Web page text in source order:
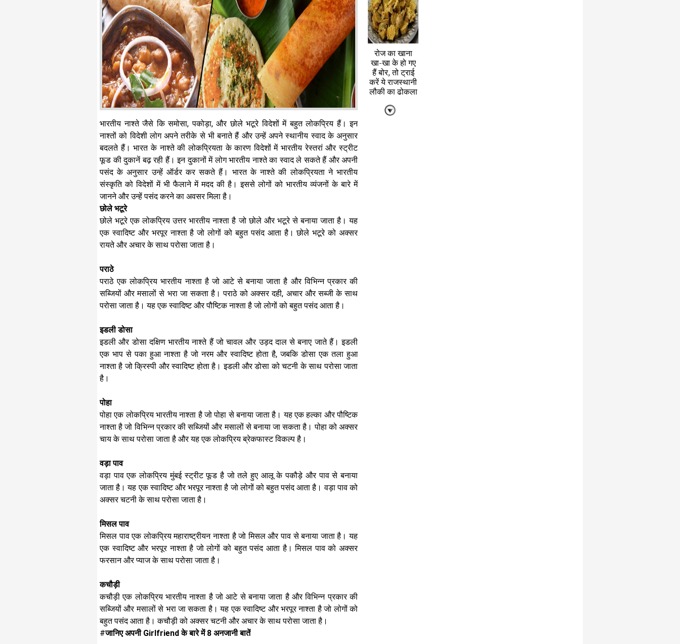
भारतीय नाश्ते जैसे कि समोसा, पकोड़ा, और छोले भटूरे विदेशों में बहुत लोकप्रिय हैं। इन
नाश्तों को विदेशी लोग अपने तरीके से भी बनाते हैं और उन्हें अपने स्थानीय स्वाद के अनुसार
बदलते हैं। भारत के नाश्ते की लोकप्रियता के कारण विदेशों में भारतीय रेस्तरां और स्ट्रीट
फूड की दुकानें बढ़ रही हैं। इन दुकानों में लोग भारतीय नाश्ते का स्वाद ले सकते हैं और अपनी
पसंद के अनुसार उन्हें ऑर्डर कर सकते हैं। भारत के नाश्ते की लोकप्रियता ने भारतीय
संस्कृति को विदेशों में भी फैलाने में मदद की है। इससे लोगों को भारतीय व्यंजनों के बारे में
जानने और उन्हें पसंद करने का अवसर मिला है।
छोले भटूरे
छोले भटूरे एक लोकप्रिय उत्तर भारतीय नाश्ता है जो छोले और भटूरे से बनाया जाता है। यह
एक स्वादिष्ट और भरपूर नाश्ता है जो लोगों को बहुत पसंद आता है। छोले भटूरे को अक्सर
रायते और अचार के साथ परोसा जाता है।
पराठे
पराठे एक लोकप्रिय भारतीय नाश्ता है जो आटे से बनाया जाता है और विभिन्न प्रकार की
सब्जियों और मसालों से भरा जा सकता है। पराठे को अक्सर दही, अचार और सब्जी के साथ
परोसा जाता है। यह एक स्वादिष्ट और पौष्टिक नाश्ता है जो लोगों को बहुत पसंद आता है।
इडली डोसा
इडली और डोसा दक्षिण भारतीय नाश्ते हैं जो चावल और उड़द दाल से बनाए जाते हैं। इडली
एक भाप से पका हुआ नाश्ता है जो नरम और स्वादिष्ट होता है, जबकि डोसा एक तला हुआ
नाश्ता है जो क्रिस्पी और स्वादिष्ट होता है। इडली और डोसा को चटनी के साथ परोसा जाता
है।
पोहा
पोहा एक लोकप्रिय भारतीय नाश्ता है जो पोहा से बनाया जाता है। यह एक हल्का और पौष्टिक
नाश्ता है जो विभिन्न प्रकार की सब्जियों और मसालों से बनाया जा सकता है। पोहा को अक्सर
चाय के साथ परोसा जाता है और यह एक लोकप्रिय ब्रेकफास्ट विकल्प है।
वड़ा पाव
वड़ा पाव एक लोकप्रिय मुंबई स्ट्रीट फूड है जो तले हुए आलू के पकौड़े और पाव से बनाया
जाता है। यह एक स्वादिष्ट और भरपूर नाश्ता है जो लोगों को बहुत पसंद आता है। वड़ा पाव को
अक्सर चटनी के साथ परोसा जाता है।
मिसल पाव
मिसल पाव एक लोकप्रिय महाराष्ट्रीयन नाश्ता है जो मिसल और पाव से बनाया जाता है। यह
एक स्वादिष्ट और भरपूर नाश्ता है जो लोगों को बहुत पसंद आता है। मिसल पाव को अक्सर
फरसान और प्याज के साथ परोसा जाता है।
कचौड़ी
कचौड़ी एक लोकप्रिय भारतीय नाश्ता है जो आटे से बनाया जाता है और विभिन्न प्रकार की
सब्जियों और मसालों से भरा जा सकता है। यह एक स्वादिष्ट और भरपूर नाश्ता है जो लोगों को
बहुत पसंद आता है। कचौड़ी को अक्सर चटनी और अचार के साथ परोसा जाता है।
#जानिए अपनी Girlfriend के बारे में 8 अनजानी बातें
रोज का खाना
खा-खा के हो गए
हैं बोर, तो ट्राई
करें ये राजस्थानी
लौकी का ढोकला